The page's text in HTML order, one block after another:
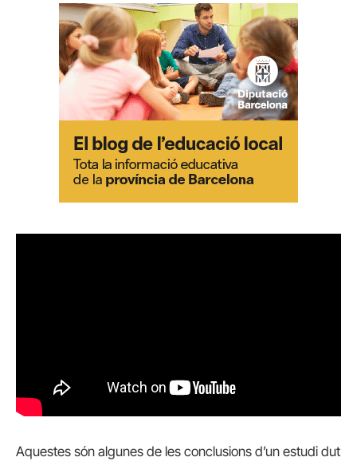
Aquestes són algunes de les conclusions d’un estudi dut